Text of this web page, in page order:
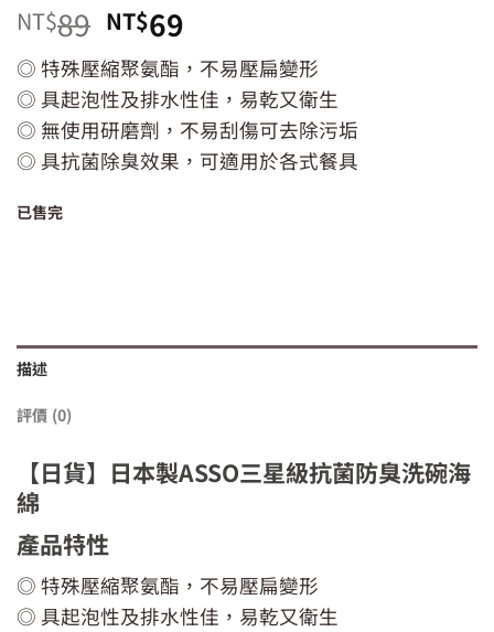
NT$89 原
始
價
格：
NT$89。
NT$69目
前
價
格：
NT$69。
◎ 特殊壓縮聚氨酯，不易壓扁變形
◎ 具起泡性及排水性佳，易乾又衛生
◎ 無使用研磨劑，不易刮傷可去除污垢
◎ 具抗菌除臭效果，可適用於各式餐具
已售完
描述
評價 (0)
【日貨】日本製ASSO三星級抗菌防臭洗碗海
綿
產品特性
◎ 特殊壓縮聚氨酯，不易壓扁變形
◎ 具起泡性及排水性佳，易乾又衛生